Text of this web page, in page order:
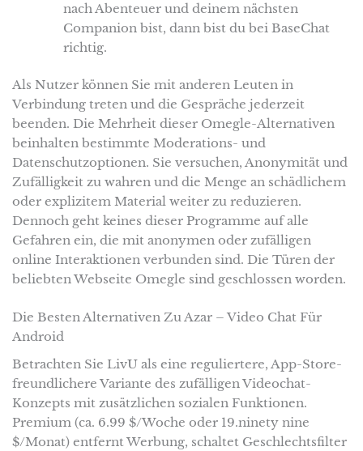
nach Abenteuer und deinem nächsten
Companion bist, dann bist du bei BaseChat
richtig.
Als Nutzer können Sie mit anderen Leuten in
Verbindung treten und die Gespräche jederzeit
beenden. Die Mehrheit dieser Omegle-Alternativen
beinhalten bestimmte Moderations- und
Datenschutzoptionen. Sie versuchen, Anonymität und
Zufälligkeit zu wahren und die Menge an schädlichem
oder explizitem Material weiter zu reduzieren.
Dennoch geht keines dieser Programme auf alle
Gefahren ein, die mit anonymen oder zufälligen
online Interaktionen verbunden sind. Die Türen der
beliebten Webseite Omegle sind geschlossen worden.
Die Besten Alternativen Zu Azar – Video Chat Für
Android
Betrachten Sie LivU als eine reguliertere, App-Store-
freundlichere Variante des zufälligen Videochat-
Konzepts mit zusätzlichen sozialen Funktionen.
Premium (ca. 6.99 $/Woche oder 19.ninety nine
$/Monat) entfernt Werbung, schaltet Geschlechtsfilter